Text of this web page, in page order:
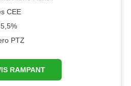
CEE
PTZ
RAMPANT